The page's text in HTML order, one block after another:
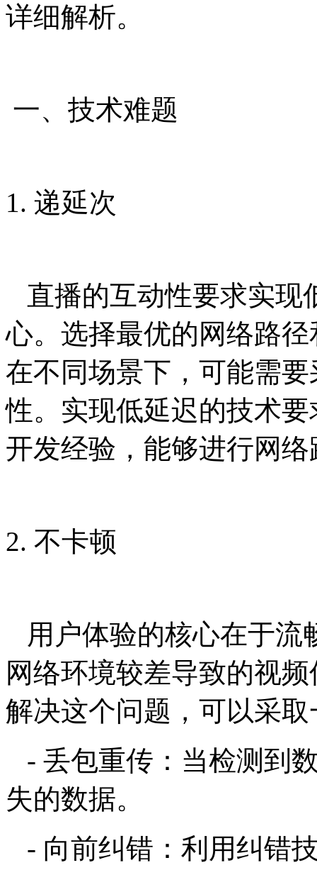
详细解析。
一、技术难题
1. 递延次
直播的互动性要求实现
心。选择最优的网络路
在不同场景下，可能需
性。实现低延迟的技术
开发经验，能够进行网
2. 不卡顿
用户体验的核心在于流
网络环境较差导致的视
解决这个问题，可以采
- 丢包重传：当检测到
失的数据。
- 向前纠错：利用纠错